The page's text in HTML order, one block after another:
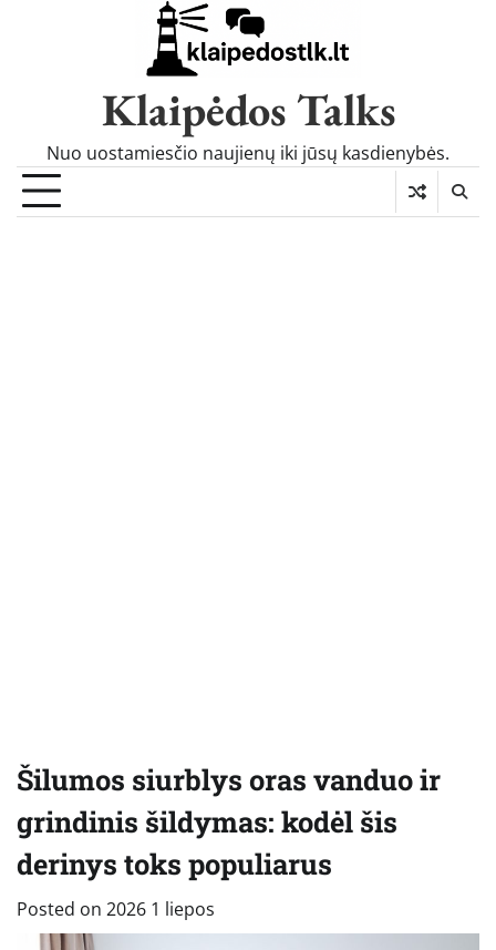
Klaipėdos Talks
Nuo uostamiesčio naujienų iki jūsų kasdienybės.
Šilumos siurblys oras vanduo ir
grindinis šildymas: kodėl šis
derinys toks populiarus
Posted on 2026 1 liepos